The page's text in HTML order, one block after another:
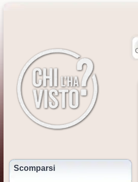
Scomparsi